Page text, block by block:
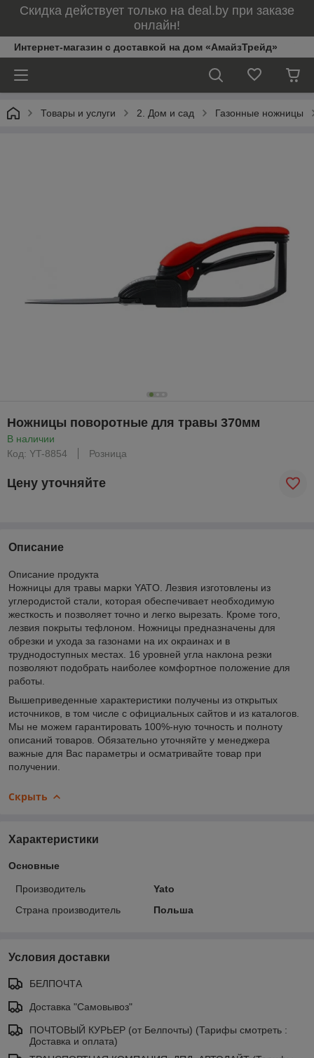
Скидка действует только на deal.by при заказе
онлайн!
Интернет-магазин с доставкой на дом «АмайзТрейд»
Товары и услуги 2. Дом и сад Газонные ножницы
Ножницы поворотные для травы 370мм
В наличии
Код: YT-8854
Розница
Цену уточняйте
Описание
Описание продукта
Ножницы для травы марки YATO. Лезвия изготовлены из
углеродистой стали, которая обеспечивает необходимую
жесткость и позволяет точно и легко вырезать. Кроме того,
лезвия покрыты тефлоном. Ножницы предназначены для
обрезки и ухода за газонами на их окраинах и в
труднодоступных местах. 16 уровней угла наклона резки
позволяют подобрать наиболее комфортное положение для
работы.
Вышеприведенные характеристики получены из открытых
источников, в том числе с официальных сайтов и из каталогов.
Мы не можем гарантировать 100%-ную точность и полноту
описаний товаров. Обязательно уточняйте у менеджера
важные для Вас параметры и осматривайте товар при
получении.
Скрыть
Характеристики
Основные
Производитель
Yato
Страна производитель
Польша
Условия доставки
БЕЛПОЧТА
Доставка "Самовывоз"
ПОЧТОВЫЙ КУРЬЕР (от Белпочты) (Тарифы смотреть :
Доставка и оплата)